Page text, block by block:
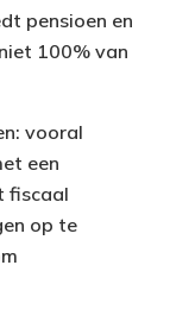
pensioen en
100% van
vooral
een
fiscaal
op te